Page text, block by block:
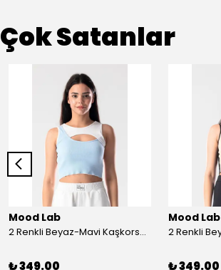
Çok Satanlar
Mood Lab
2 Renkli Beyaz-Mavi Kaşkorse Asimetrik Crop Atlet Bluz Top - beyaz-mavi
₺ 349.00
Mood Lab
₺ 349.00